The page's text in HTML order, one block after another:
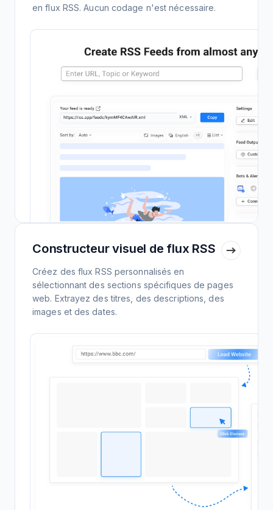
en flux RSS. Aucun codage n'est nécessaire.
Constructeur visuel de flux RSS
Créez des flux RSS personnalisés en
sélectionnant des sections spécifiques de pages
web. Extrayez des titres, des descriptions, des
images et des dates.